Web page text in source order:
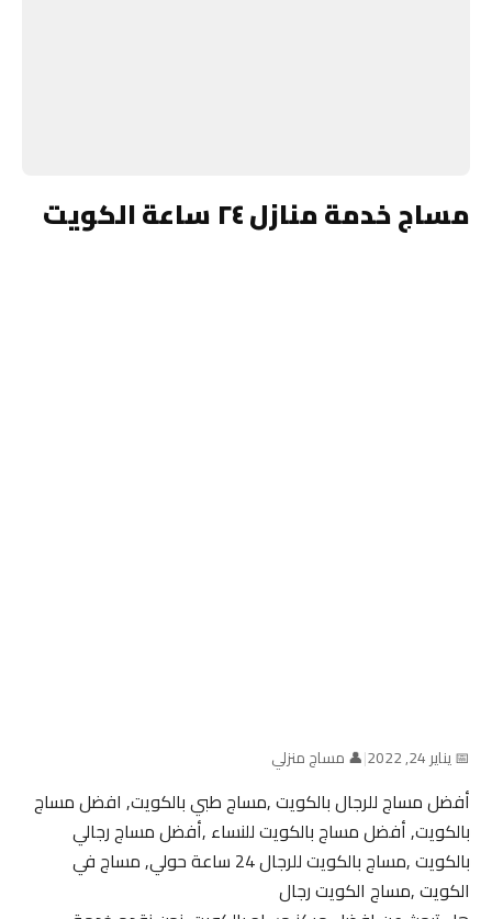
مساج خدمة منازل ٢٤ ساعة الكويت
📅 يناير 24, 2022 |👤 مساج منزلي
أفضل مساج للرجال بالكويت ,مساج طبي بالكويت, افضل مساج
بالكويت, أفضل مساج بالكويت للنساء ,أفضل مساج رجالي
بالكويت ,مساج بالكويت للرجال 24 ساعة حولي, مساج في
الكويت ,مساج الكويت رجال